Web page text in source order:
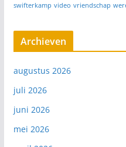
swifterkamp video vriendschap
Archieven
augustus 2026
juli 2026
juni 2026
mei 2026